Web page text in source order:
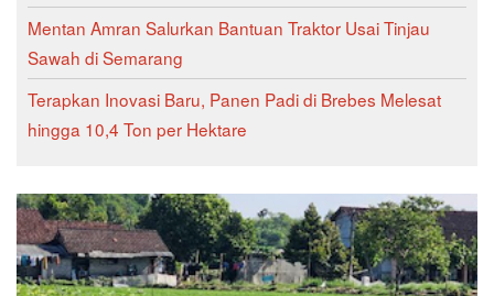
Mentan Amran Salurkan Bantuan Traktor Usai Tinjau
Sawah di Semarang
Terapkan Inovasi Baru, Panen Padi di Brebes Melesat
hingga 10,4 Ton per Hektare